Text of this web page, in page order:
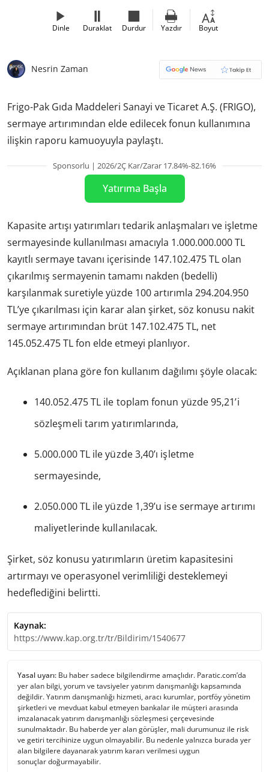
Dinle Duraklat Durdur Yazdır Boyut
Nesrin Zaman
Frigo-Pak Gıda Maddeleri Sanayi ve Ticaret A.Ş. (FRIGO),
sermaye artırımından elde edilecek fonun kullanımına
ilişkin raporu kamuoyuyla paylaştı.
Sponsorlu | 2026/2Ç Kar/Zarar 17.84%-82.16%
Yatırıma Başla
Kapasite artışı yatırımları tedarik anlaşmaları ve işletme
sermayesinde kullanılması amacıyla 1.000.000.000 TL
kayıtlı sermaye tavanı içerisinde 147.102.475 TL olan
çıkarılmış sermayenin tamamı nakden (bedelli)
karşılanmak suretiyle yüzde 100 artırımla 294.204.950
TL’ye çıkarılması için karar alan şirket, söz konusu nakit
sermaye artırımından brüt 147.102.475 TL, net
145.052.475 TL fon elde etmeyi planlıyor.
Açıklanan plana göre fon kullanım dağılımı şöyle olacak:
140.052.475 TL ile toplam fonun yüzde 95,21’i
sözleşmeli tarım yatırımlarında,
5.000.000 TL ile yüzde 3,40’ı işletme
sermayesinde,
2.050.000 TL ile yüzde 1,39’u ise sermaye artırımı
maliyetlerinde kullanılacak.
Şirket, söz konusu yatırımların üretim kapasitesini
artırmayı ve operasyonel verimliliği desteklemeyi
hedeflediğini belirtti.
Kaynak:
https://www.kap.org.tr/tr/Bildirim/1540677
Yasal uyarı: Bu haber sadece bilgilendirme amaçlıdır. Paratic.com’da
yer alan bilgi, yorum ve tavsiyeler yatırım danışmanlığı kapsamında
değildir. Yatırım danışmanlığı hizmeti, aracı kurumlar, portföy yönetim
şirketleri ve mevduat kabul etmeyen bankalar ile müşteri arasında
imzalanacak yatırım danışmanlığı sözleşmesi çerçevesinde
sunulmaktadır. Bu haberde yer alan görüşler, mali durumunuz ile risk
ve getiri tercihinize uygun olmayabilir. Bu nedenle yalnızca burada yer
alan bilgilere dayanarak yatırım kararı verilmesi uygun
sonuçlar doğurmayabilir.